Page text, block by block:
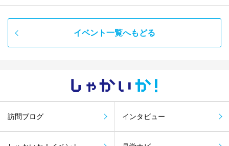
イベント一覧へもどる
しゃかい か！
訪問ブログ インタビュー